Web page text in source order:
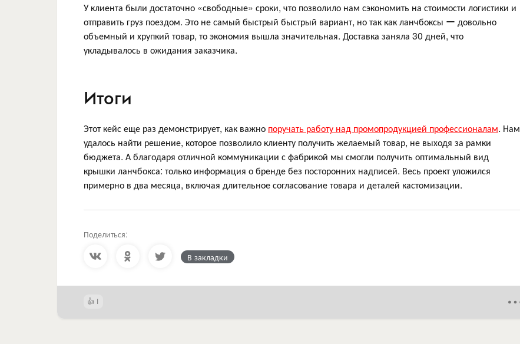
У клиента были достаточно «свободные» сроки, что позволило нам сэкономить на стоимости логистики и
отправить груз поездом. Это не самый быстрый быстрый вариант, но так как ланчбоксы ー довольно
объемный и хрупкий товар, то экономия вышла значительная. Доставка заняла 30 дней, что
укладывалось в ожидания заказчика.
Итоги
Этот кейс еще раз демонстрирует, как важно поручать работу над промопродукцией профессионалам. Нам
удалось найти решение, которое позволило клиенту получить желаемый товар, не выходя за рамки
бюджета. А благодаря отличной коммуникации с фабрикой мы смогли получить оптимальный вид
крышки ланчбокса: только информация о бренде без посторонних надписей. Весь проект уложился
примерно в два месяца, включая длительное согласование товара и деталей кастомизации.
Поделиться:
В закладки
1